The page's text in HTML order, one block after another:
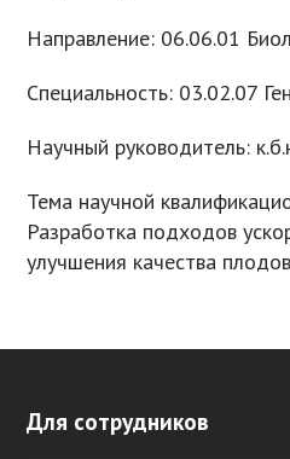
Направление: 06.06.01
Специальность: 03.02.07
Научный руководитель:
Тема научной
Разработка подходов
улучшения качества
Для сотрудников